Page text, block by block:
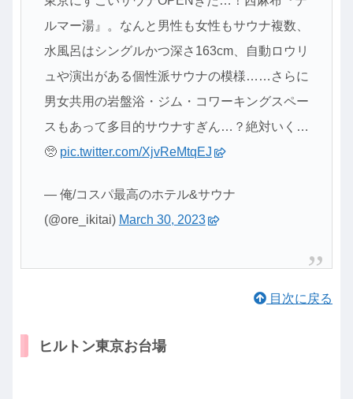
ルマー湯』。なんと男性も女性もサウナ複数、
水風呂はシングルかつ深さ163cm、自動ロウリ
ュや演出がある個性派サウナの模様……さらに
男女共用の岩盤浴・ジム・コワーキングスペー
スもあって多目的サウナすぎん…？絶対いく…
🥺 pic.twitter.com/XjvReMtqEJ
— 俺/コスパ最高のホテル&サウナ
(@ore_ikitai) March 30, 2023
目次に戻る
ヒルトン東京お台場